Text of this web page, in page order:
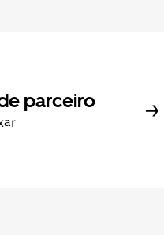
parceiro